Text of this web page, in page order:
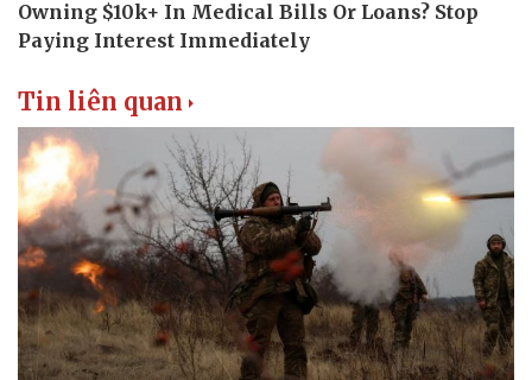
Tin liên quan